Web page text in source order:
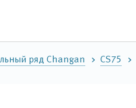
ряд Changan CS75